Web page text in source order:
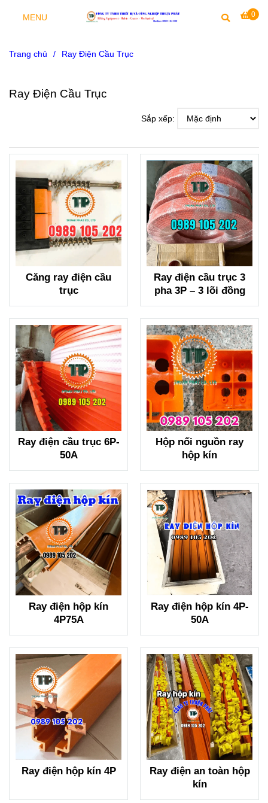
0
MENU
Trang chủ / Ray Điện Cầu Trục
Ray Điện Cầu Trục
Sắp xếp:
Căng ray điện cầu
trục
Ray điện cầu trục 3
pha 3P – 3 lõi đồng
Ray điện cầu trục 6P-
50A
Hộp nối nguồn ray
hộp kín
Ray điện hộp kín
4P75A
Ray điện hộp kín 4P-
50A
Ray điện hộp kín 4P
Ray điện an toàn hộp
kín